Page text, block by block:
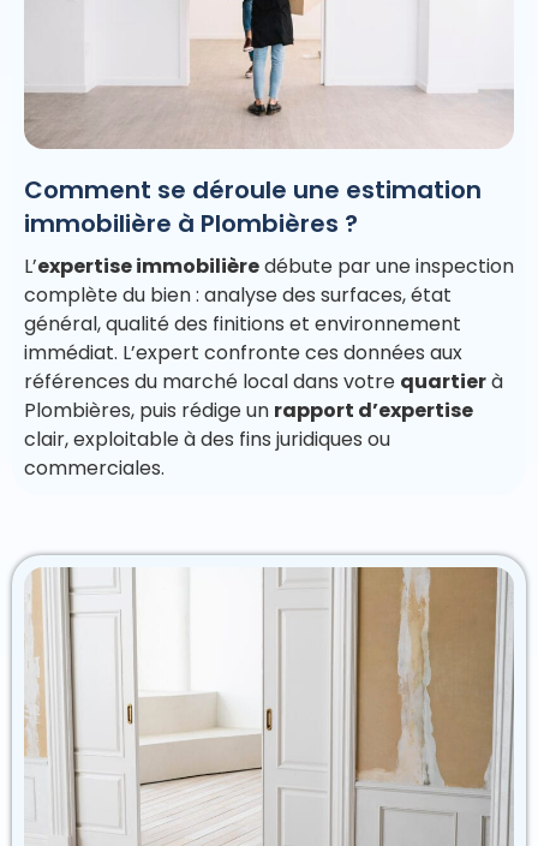
Comment se déroule une estimation
immobilière à Plombières ?
L’expertise immobilièredébute par une inspection
complète du bien : analyse des surfaces, état
général, qualité des finitions et environnement
immédiat. L’expert confronte ces données aux
références du marché local dans votre quartierà
Plombières, puis rédige un rapport d’expertise
clair, exploitable à des fins juridiques ou
commerciales.